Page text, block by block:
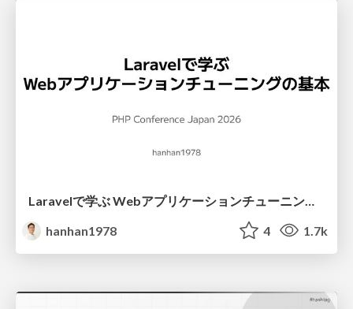
hanhan1978
4 1.7k